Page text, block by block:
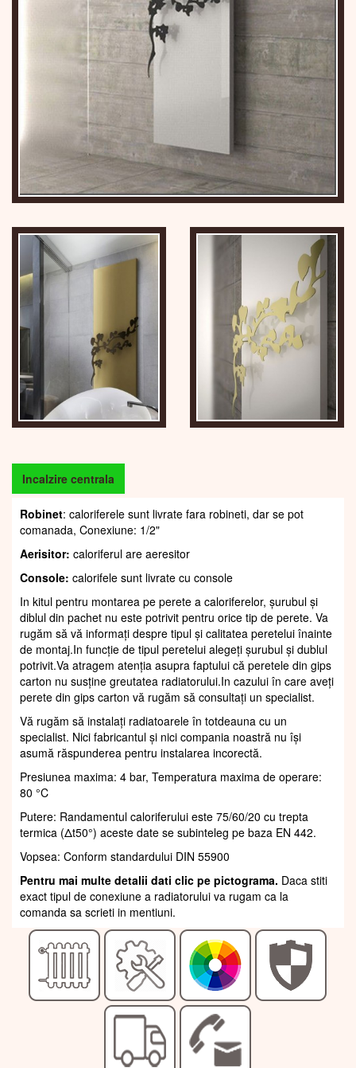
Incalzire centrala
Robinet: caloriferele sunt livrate fara robineti, dar se pot
comanada, Conexiune: 1/2"
Aerisitor: caloriferul are aeresitor
Console: calorifele sunt livrate cu console
In kitul pentru montarea pe perete a caloriferelor, șurubul și
diblul din pachet nu este potrivit pentru orice tip de perete. Va
rugăm să vă informați despre tipul și calitatea peretelui înainte
de montaj.In funcție de tipul peretelui alegeți șurubul și dublul
potrivit.Va atragem atenția asupra faptului că peretele din gips
carton nu susține greutatea radiatorului.In cazului în care aveți
perete din gips carton vă rugăm să consultați un specialist.
Vă rugăm să instalați radiatoarele în totdeauna cu un
specialist. Nici fabricantul și nici compania noastră nu își
asumă răspunderea pentru instalarea incorectă.
Presiunea maxima: 4 bar, Temperatura maxima de operare:
80 °C
Putere: Randamentul caloriferului este 75/60/20 cu trepta
termica (Δt50°) aceste date se subinteleg pe baza EN 442.
Vopsea: Conform standardului DIN 55900
Pentru mai multe detalii dati clic pe pictograma. Daca stiti
exact tipul de conexiune a radiatorului va rugam ca la
comanda sa scrieti in mentiuni.